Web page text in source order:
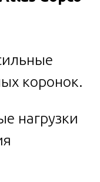
коронок.
нагрузки